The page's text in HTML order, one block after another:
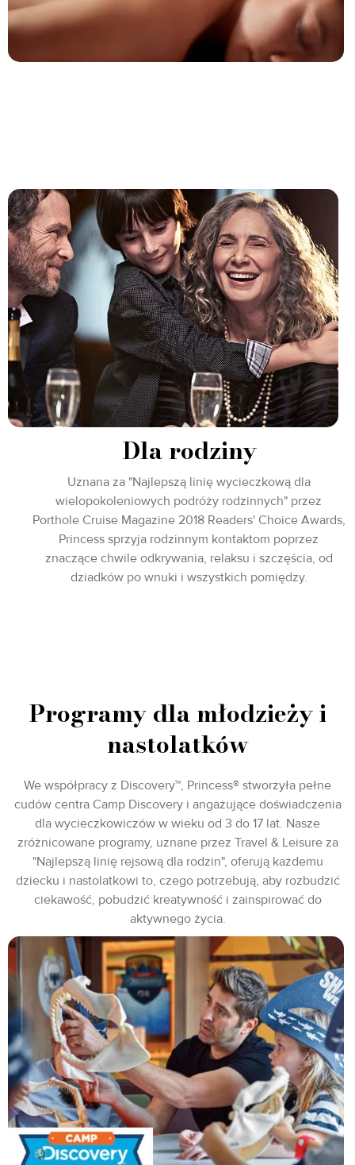
Dla rodziny
Uznana za "Najlepszą linię wycieczkową dla
wielopokoleniowych podróży rodzinnych" przez
Porthole Cruise Magazine 2018 Readers' Choice Awards,
Princess sprzyja rodzinnym kontaktom poprzez
znaczące chwile odkrywania, relaksu i szczęścia, od
dziadków po wnuki i wszystkich pomiędzy.
Programy dla młodzieży i
nastolatków
We współpracy z Discovery™, Princess® stworzyła pełne
cudów centra Camp Discovery i angażujące doświadczenia
dla wycieczkowiczów w wieku od 3 do 17 lat. Nasze
zróżnicowane programy, uznane przez Travel & Leisure za
"Najlepszą linię rejsową dla rodzin", oferują każdemu
dziecku i nastolatkowi to, czego potrzebują, aby rozbudzić
ciekawość, pobudzić kreatywność i zainspirować do
aktywnego życia.